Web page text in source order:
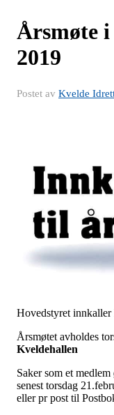
Årsmøte
2019
Postet av Kvelde
Hovedstyret
Årsmøtet avholdes
Kveldehallen
Saker som et
senest torsdag
eller pr post til